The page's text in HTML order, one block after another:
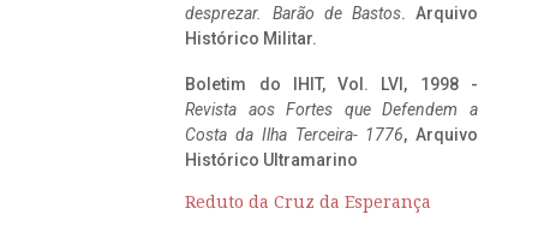
desprezar. Barão de Bastos. Arquivo
Histórico Militar.
Boletim do IHIT, Vol. LVI, 1998 -
Revista aos Fortes que Defendem a
Costa da Ilha Terceira- 1776, Arquivo
Histórico Ultramarino
Reduto da Cruz da Esperança